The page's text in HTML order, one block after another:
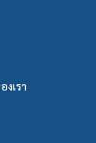
งเรา